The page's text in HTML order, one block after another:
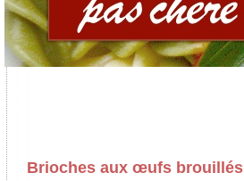
Brioches aux œufs brouillés